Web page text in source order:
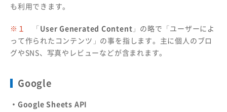
も利用できます。
※１ 「User Generated Content 」の略で「ユーザーによ
って作られたコンテンツ」の事を指します。主に個人のブロ
グやSNS、写真やレビューなどが含まれます。
Google
・Google Sheets API